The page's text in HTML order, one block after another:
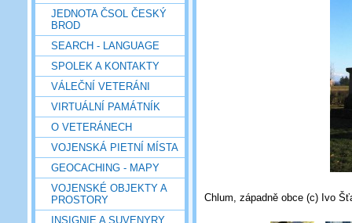
JEDNOTA ČSOL ČESKÝ
BROD
SEARCH - LANGUAGE
SPOLEK A KONTAKTY
VÁLEČNÍ VETERÁNI
VIRTUÁLNÍ PAMÁTNÍK
O VETERÁNECH
VOJENSKÁ PIETNÍ MÍSTA
GEOCACHING - MAPY
VOJENSKÉ OBJEKTY A
PROSTORY
INSIGNIE A SUVENYRY
Chlum, západně obce (c) Ivo